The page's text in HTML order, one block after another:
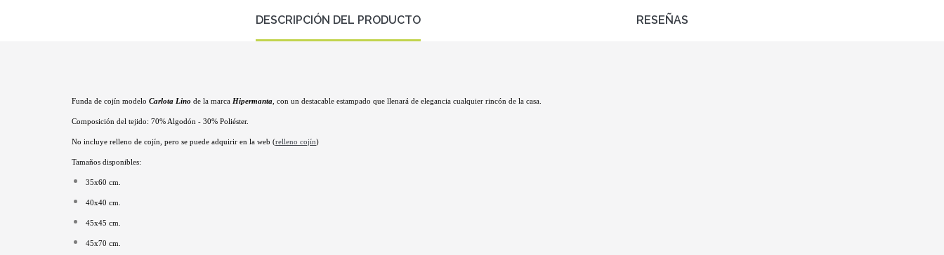
DESCRIPCIÓN DEL PRODUCTO RESEÑAS
Funda de cojín modelo Carlota Lino de la marca Hipermanta , con un destacable estampado que llenará de elegancia cualquier rincón de la casa.
Composición del tejido: 70% Algodón - 30% Poliéster.
No incluye relleno de cojín, pero se puede adquirir en la web (relleno cojín)
Tamaños disponibles:
35x60 cm.
40x40 cm.
45x45 cm.
45x70 cm.